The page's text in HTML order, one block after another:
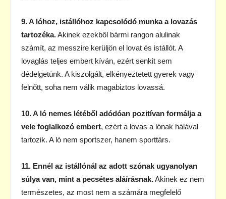
9. A lóhoz, istállóhoz kapcsolódó munka a lovazás
tartozéka.Akinek ezekből bármi rangon alulinak
számít, az messzire kerüljön el lovat és istállót. A
lovaglás teljes embert kíván, ezért senkit sem
dédelgetünk. A kiszolgált, elkényeztetett gyerek vagy
felnőtt, soha nem válik magabiztos lovassá.
10. A ló nemes létéből adódóan pozitívan formálja a
vele foglalkozó embert, ezért a lovas a lónak hálával
tartozik. A ló nem sportszer, hanem sporttárs.
11. Ennél az istállónál az adott szónak ugyanolyan
súlya van, mint a pecsétes aláírásnak.Akinek ez nem
természetes, az most nem a számára megfelelő